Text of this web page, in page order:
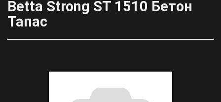
Betta Strong ST 1510 Бетон
Тапас